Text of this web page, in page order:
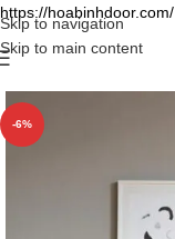
https://hoabinhdoor.com/
Skip to navigation
Skip to main content
-6%